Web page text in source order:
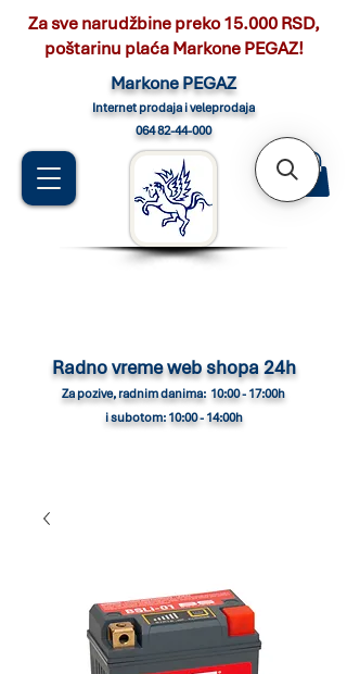
Markone PEGAZ
Internet prodaja i veleprodaja
064 82-44-000
Radno vreme web shopa 24h
Za pozive, radnim danima: 10:00 - 17:00h
i subotom: 10:00 - 14:00h
Za sve narudžbine preko 15.000 RSD,
poštarinu plaća Markone PEGAZ!